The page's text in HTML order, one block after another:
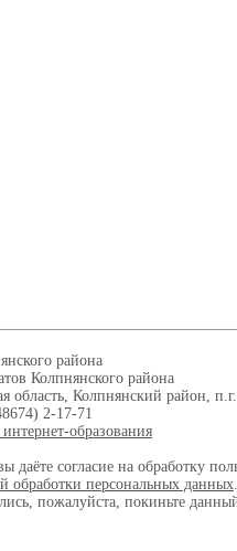
района
Колпнянского района
область, Колпнянский район,
2-17-71
образования
даёте согласие на обработку
обработки персональных данных
пожалуйста, покиньте